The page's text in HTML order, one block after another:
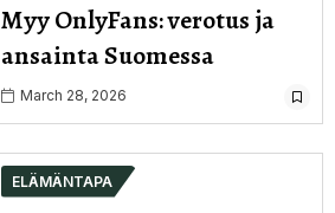
Myy OnlyFans: verotus ja
ansainta Suomessa
March 28, 2026
ELÄMÄNTAPA